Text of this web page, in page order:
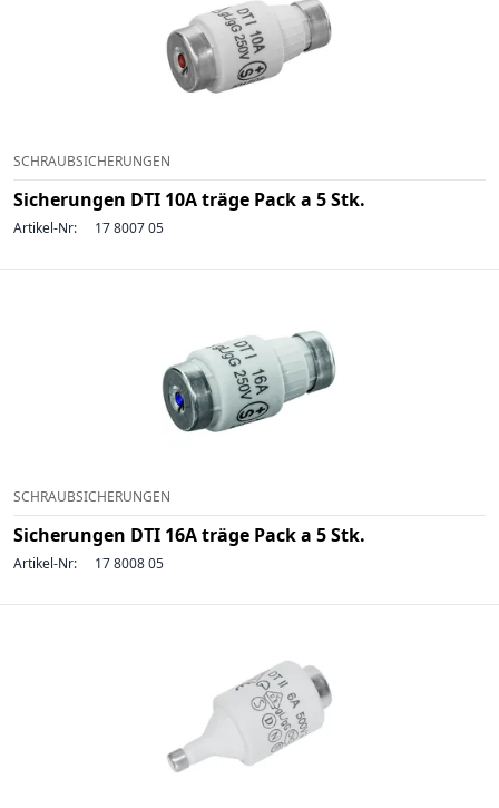
SCHRAUBSICHERUNGEN
Sicherungen DTI 10A träge Pack a 5 Stk.
Artikel-Nr: 17 8007 05
SCHRAUBSICHERUNGEN
Sicherungen DTI 16A träge Pack a 5 Stk.
Artikel-Nr: 17 8008 05